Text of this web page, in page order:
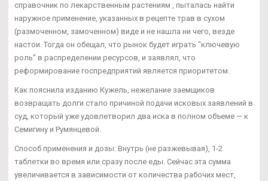
справочник по лекарственным растениям , пыталась найти
наружное применение, указанных в рецепте трав в сухом
(размоченном, замоченном) виде и не нашла ни чего, везде
настои. Тогда он обещал, что рынок будет играть "ключевую
роль" в распределении ресурсов, и заявлял, что
реформирование госпредприятий является приоритетом.
Как пояснила изданию Кужель, нежелание заемщиков
возвращать долги стало причиной подачи исковых заявлений в
суд, который уже удовлетворил два иска в полном объеме — к
Семигину и Румянцевой.
Способ применения и дозы: Внутрь (не разжевывая), 1-2
таблетки во время или сразу после еды. Сейчас эта сумма
увеличивается в зависимости от количества рабочих мест,